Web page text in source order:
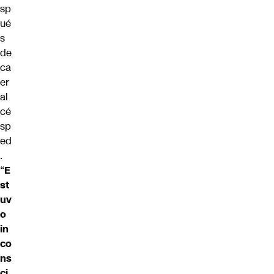
sp
ué
s
de
ca
er
al
cé
sp
ed
.
“E
st
uv
o
in
co
ns